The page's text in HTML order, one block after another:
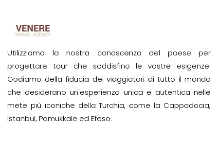
Utilizziamo la nostra conoscenza del paese per
progettare tour che soddisfino le vostre esigenze.
Godiamo della fiducia dei viaggiatori di tutto il mondo
che desiderano un'esperienza unica e autentica nelle
mete più iconiche della Turchia, come la Cappadocia,
Istanbul, Pamukkale ed Efeso.